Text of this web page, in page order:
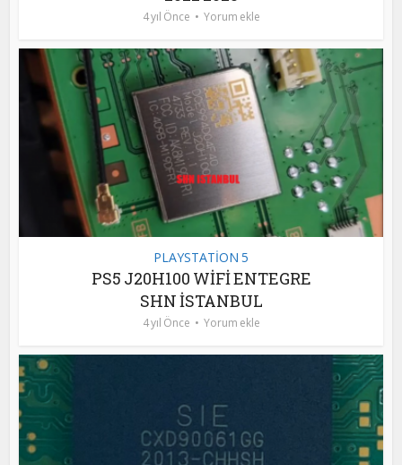
4 yıl Önce Yorum ekle
PLAYSTATİON 5
PS5 J20H100 WİFİ ENTEGRE
SHN İSTANBUL
4 yıl Önce Yorum ekle